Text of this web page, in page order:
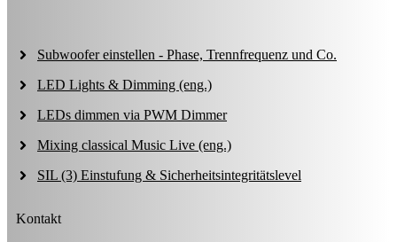
Subwoofer einstellen - Phase, Trennfrequenz und Co.
LED Lights & Dimming (eng.)
LEDs dimmen via PWM Dimmer
Mixing classical Music Live (eng.)
SIL (3) Einstufung & Sicherheitsintegritätslevel
Kontakt